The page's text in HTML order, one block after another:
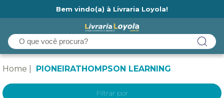
Bem vindo(a) à Livraria Loyola!
Home PIONEIRATHOMPSON LEARNING
Filtrar por